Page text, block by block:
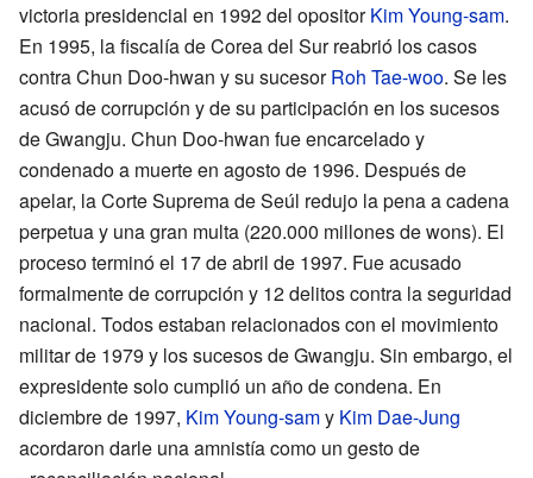
victoria presidencial en 1992 del opositorKim Young-sam.
En 1995, la fiscalía de Corea del Sur reabrió los casos
contra Chun Doo-hwan y su sucesorRoh Tae-woo. Se les
acusó de corrupción y de su participación en los sucesos
de Gwangju. Chun Doo-hwan fue encarcelado y
condenado a muerte en agosto de 1996. Después de
apelar, la Corte Suprema de Seúl redujo la pena a cadena
perpetua y una gran multa (220.000 millones de wons). El
proceso terminó el 17 de abril de 1997. Fue acusado
formalmente de corrupción y 12 delitos contra la seguridad
nacional. Todos estaban relacionados con el movimiento
militar de 1979 y los sucesos de Gwangju. Sin embargo, el
expresidente solo cumplió un año de condena. En
diciembre de 1997, Kim Young-samy Kim Dae-Jung
acordaron darle una amnistía como un gesto de